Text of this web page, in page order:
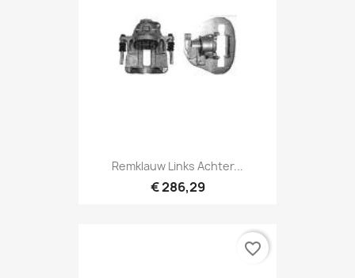
Remklauw Links Achter...
€ 286,29
favorite_border